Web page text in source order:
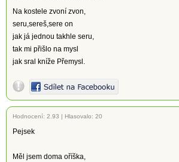
Na kostele zvoní zvon,
seru,sereš,sere on
jak já jednou takhle seru,
tak mi přišlo na mysl
jak sral kníže Přemysl.
Hodnocení: 2.93 | Hlasovalo: 20
Pejsek
Měl jsem doma oříška,